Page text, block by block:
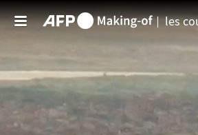
Aller au contenu principal
les